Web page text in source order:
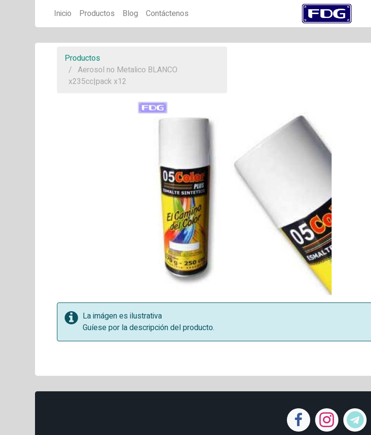
Inicio Productos Blog Contáctenos
Productos
Aerosol no Metalico BLANCO
x235cc|pack x12
La imágen es ilustrativa
Guíese por la descripción del producto.